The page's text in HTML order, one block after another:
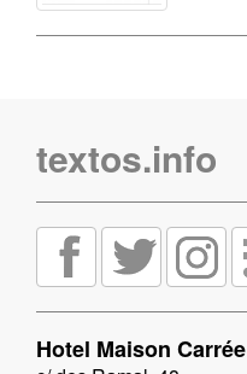
textos.info
Hotel Maison Carrée